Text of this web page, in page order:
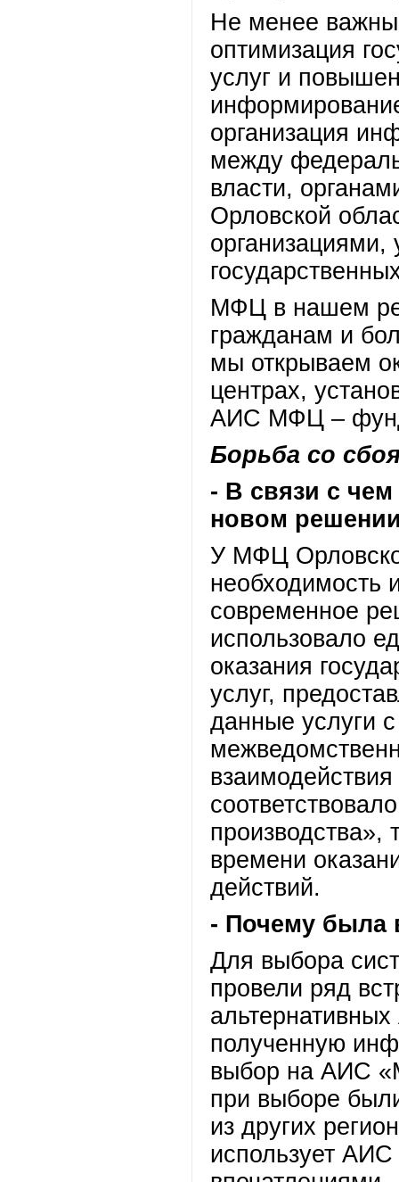
Не менее
оптимизация
услуг и
организация
между
власти,
Орловской
МФЦ в нашем
гражданам и
мы открываем
центрах,
АИС МФЦ –
Борьба со
- В связи с чем
новом
У МФЦ
необходимость
современное
использовало
оказания
услуг,
данные услуги
производства»,
времени
действий.
- Почему
Для выбора
провели ряд
полученную
выбор на АИС
при выборе
из других
использует